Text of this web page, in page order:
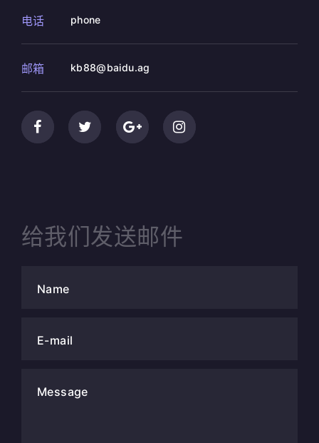
电话 phone
邮箱 kb88@baidu.ag
给我们发送邮件
Name
E-mail
Message